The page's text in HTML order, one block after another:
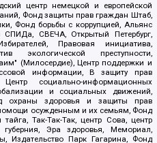
центр немецкой и европейской
Фонд защиты прав граждан Штаб,
Фонд борьбы с коррупцией, Альянс
СВЕЧА, Открытый Петербург,
Правовая инициатива,
экологической преступности,
(Милосердие), Центр поддержки и
информации, В защиту прав
социально-информационных
и социальных движений,
охраны здоровья и защиты прав
осужденным и их семьям, Фонд
Так-Так-Так, центр Сова, центр
Эра здоровья, Мемориал,
Издательство Парк Гагарина, Фонд